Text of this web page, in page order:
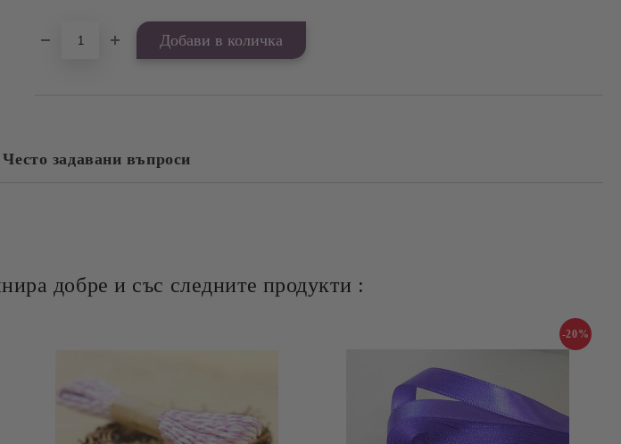
Често задавани въпроси
добре и със следните продукти :
-20%